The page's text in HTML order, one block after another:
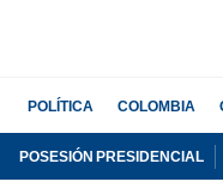
POLÍTICA COLOMBIA
POSESIÓN PRESIDENCIAL